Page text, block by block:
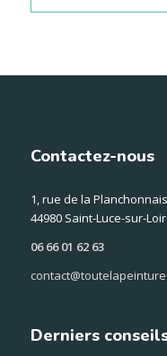
Contactez-nous
1, rue de la Planchonnais
44980 Saint-Luce-sur-
06 66 01 62 63
Derniers